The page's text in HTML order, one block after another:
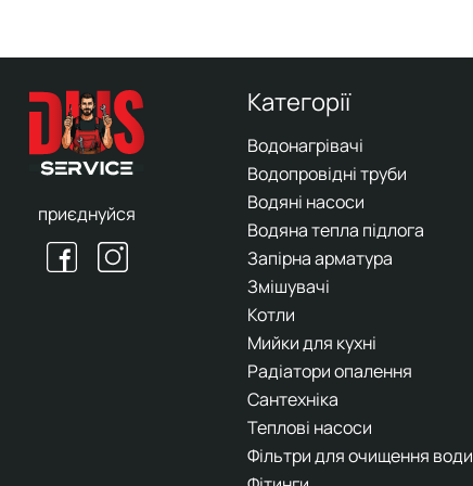
приєднуйся
Категорії
Водонагрівачі
Водопровідні труби
Водяні насоси
Водяна тепла підлога
Запірна арматура
Змішувачі
Котли
Мийки для кухні
Радіатори опалення
Сантехніка
Теплові насоси
Фільтри для очищення води